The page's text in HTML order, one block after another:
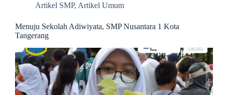
Artikel SMP, Artikel Umum
Menuju Sekolah Adiwiyata, SMP Nusantara 1 Kota
Tangerang